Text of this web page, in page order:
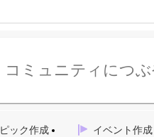
コミュニティにつ
ピック作成 イベント作成